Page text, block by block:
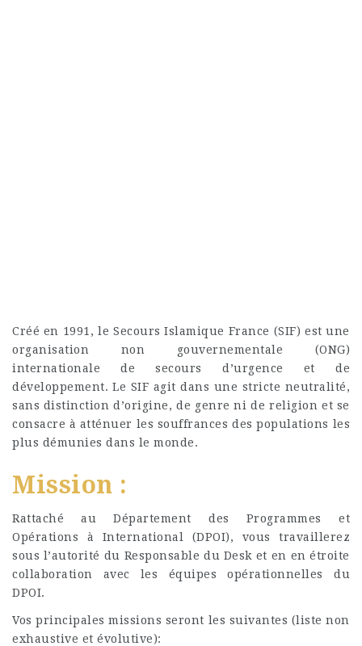
Créé en 1991, le Secours Islamique France (SIF) est une
organisation non gouvernementale (ONG)
internationale de secours d’urgence et de
développement. Le SIF agit dans une stricte neutralité,
sans distinction d’origine, de genre ni de religion et se
consacre à atténuer les souffrances des populations les
plus démunies dans le monde.
Mission :
Rattaché au Département des Programmes et
Opérations à International (DPOI), vous travaillerez
sous l’autorité du Responsable du Desk et en en étroite
collaboration avec les équipes opérationnelles du
DPOI.
Vos principales missions seront les suivantes (liste non
exhaustive et évolutive):